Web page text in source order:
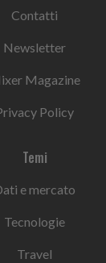
Contatti
Newsletter
Magazine
Policy
Temi
e mercato
Tecnologie
Travel